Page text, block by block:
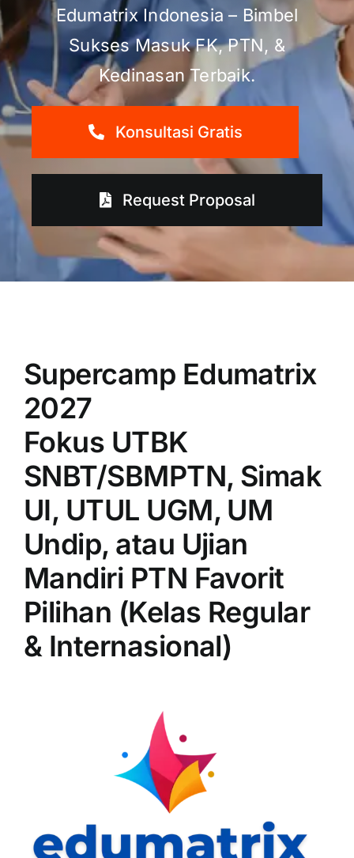
Edumatrix Indonesia – Bimbel
Sukses Masuk FK, PTN, &
Kedinasan Terbaik.
Konsultasi Gratis
Request Proposal
Supercamp Edumatrix
2027
Fokus UTBK
SNBT/SBMPTN, Simak
UI, UTUL UGM, UM
Undip, atau Ujian
Mandiri PTN Favorit
Pilihan (Kelas Regular
& Internasional)